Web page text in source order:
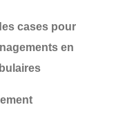
cases pour
en